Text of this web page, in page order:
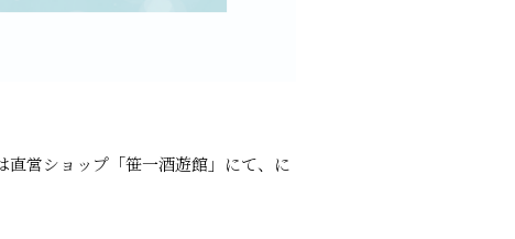
営ショップ「笹一酒遊館」にて、に